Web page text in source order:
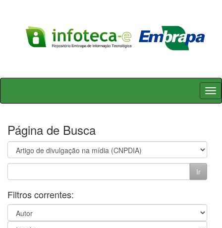
Skip
Página de Busca
Filtros correntes: